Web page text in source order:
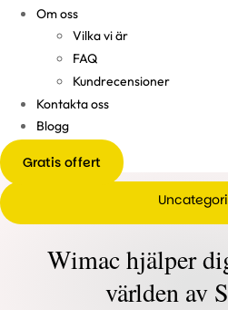
Om oss
Vilka vi är
FAQ
Kundrecensioner
Kontakta oss
Blogg
Gratis offert
Wimac hjälper
världen av